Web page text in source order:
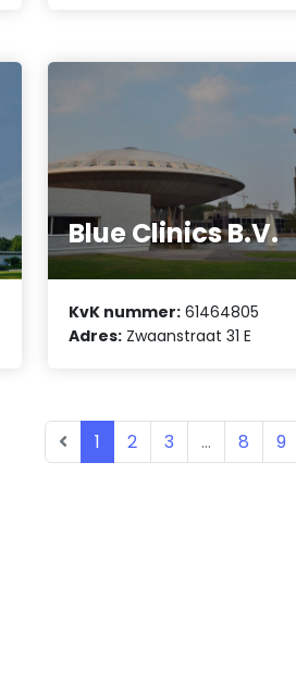
Blue Clinics B.V.
KvK nummer: 61464805
Adres: Zwaanstraat 31 E
1 2 3 ... 8 9